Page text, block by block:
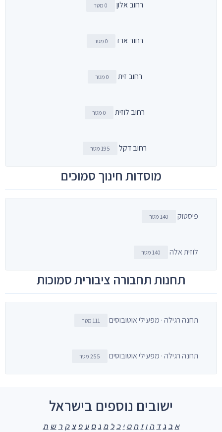
רחוב אלון 0 מטר
רחוב ארז 0 מטר
רחוב זית 0 מטר
רחוב לוזית 0 מטר
רחוב דקל 195 מטר
מוסדות חינוך סמוכים
פיסטוק 140 מטר
לוזית אלה 140 מטר
תחנות תחבורה ציבורית סמוכות
תחנה רגילה · מפעילי אוטובוסים 111 מטר
תחנה רגילה · מפעילי אוטובוסים 255 מטר
ישובים נוספים בישראל
א ב ג ד ה ו ז ח ט י כ ל מ נ ס ע פ צ ק ר ש ת